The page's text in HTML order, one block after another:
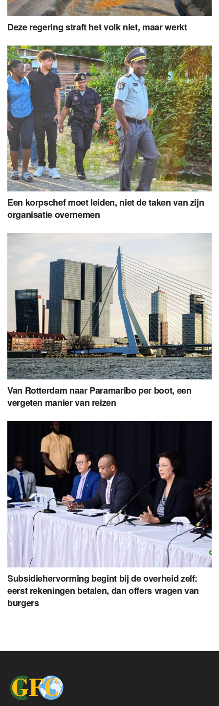
Deze regering straft het volk niet, maar werkt
Een korpschef moet leiden, niet de taken van zijn
organisatie overnemen
Van Rotterdam naar Paramaribo per boot, een
vergeten manier van reizen
Subsidiehervorming begint bij de overheid zelf:
eerst rekeningen betalen, dan offers vragen van
burgers